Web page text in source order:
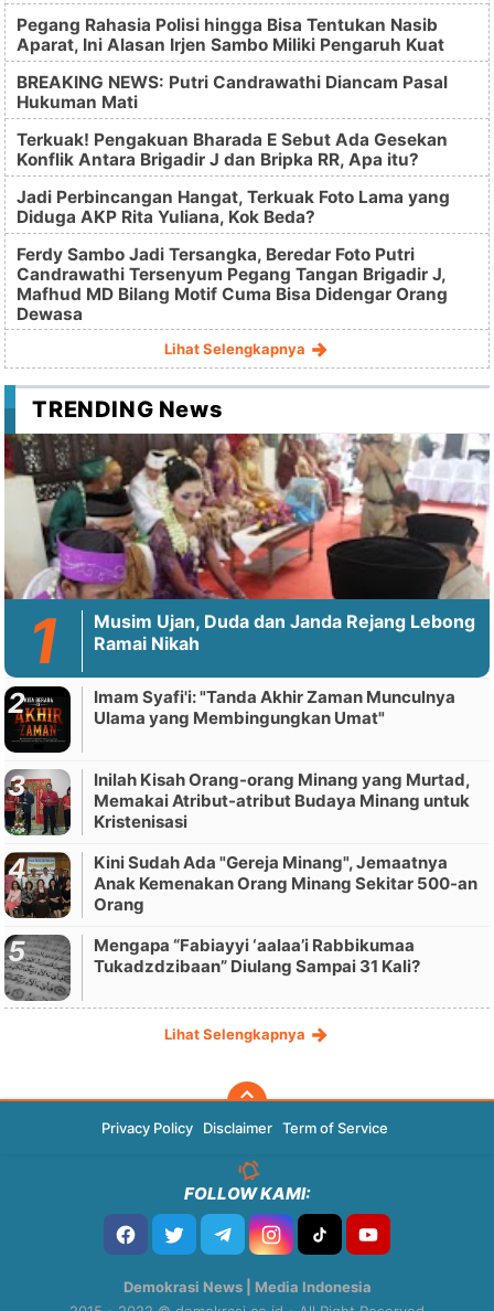
Pegang Rahasia Polisi hingga Bisa Tentukan Nasib
Aparat, Ini Alasan Irjen Sambo Miliki Pengaruh Kuat
BREAKING NEWS: Putri Candrawathi Diancam Pasal
Hukuman Mati
Terkuak! Pengakuan Bharada E Sebut Ada Gesekan
Konflik Antara Brigadir J dan Bripka RR, Apa itu?
Jadi Perbincangan Hangat, Terkuak Foto Lama yang
Diduga AKP Rita Yuliana, Kok Beda?
Ferdy Sambo Jadi Tersangka, Beredar Foto Putri
Candrawathi Tersenyum Pegang Tangan Brigadir J,
Mafhud MD Bilang Motif Cuma Bisa Didengar Orang
Dewasa
Lihat Selengkapnya
TRENDING News
Musim Ujan, Duda dan Janda Rejang Lebong
Ramai Nikah
Imam Syafi'i: "Tanda Akhir Zaman Munculnya
Ulama yang Membingungkan Umat"
Inilah Kisah Orang-orang Minang yang Murtad,
Memakai Atribut-atribut Budaya Minang untuk
Kristenisasi
Kini Sudah Ada "Gereja Minang", Jemaatnya
Anak Kemenakan Orang Minang Sekitar 500-an
Orang
Mengapa “Fabiayyi ‘aalaa’i Rabbikumaa
Tukadzdzibaan” Diulang Sampai 31 Kali?
Lihat Selengkapnya
Privacy Policy Disclaimer Term of Service
FOLLOW KAMI:
Demokrasi News | Media Indonesia